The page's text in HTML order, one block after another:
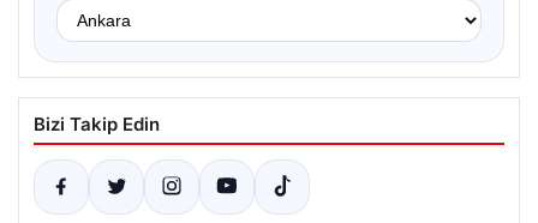
Bizi Takip Edin